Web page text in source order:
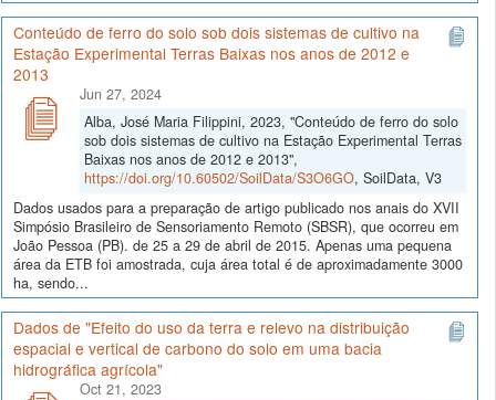
Conteúdo de ferro do solo sob dois sistemas de cultivo na
Estação Experimental Terras Baixas nos anos de 2012 e
2013
Jun 27, 2024
Alba, José Maria Filippini, 2023, "Conteúdo de ferro do solo
sob dois sistemas de cultivo na Estação Experimental Terras
Baixas nos anos de 2012 e 2013",
https://doi.org/10.60502/SoilData/S3O6GO, SoilData, V3
Dados usados para a preparação de artigo publicado nos anais do XVII
Simpósio Brasileiro de Sensoriamento Remoto (SBSR), que ocorreu em
João Pessoa (PB). de 25 a 29 de abril de 2015. Apenas uma pequena
área da ETB foi amostrada, cuja área total é de aproximadamente 3000
ha, sendo...
Dados de "Efeito do uso da terra e relevo na distribuição
espacial e vertical de carbono do solo em uma bacia
hidrográfica agrícola"
Oct 21, 2023